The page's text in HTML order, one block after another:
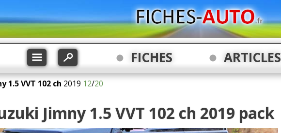
FICHES ARTICLES
1.5 VVT 102 ch 2019 12/20
Jimny 1.5 VVT 102 ch 2019 pack